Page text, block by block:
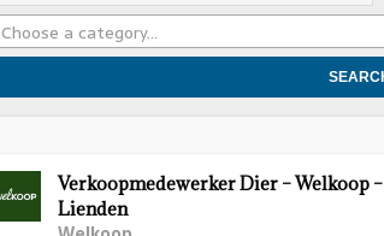
Choose a category…
Verkoopmedewerker Dier – Welkoop –
Lienden